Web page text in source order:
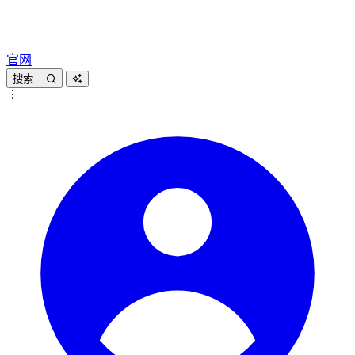
官网
搜索...